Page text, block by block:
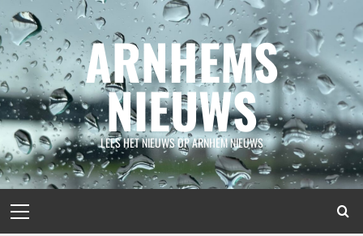
Spring
naar
inhoud
ARNHEMS
NIEUWS
LEES HET NIEUWS OP ARNHEM NIEUWS
menu